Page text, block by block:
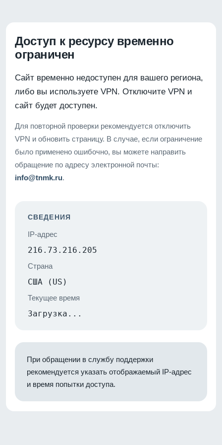
Доступ к ресурсу временно
ограничен
Сайт временно недоступен для вашего региона,
либо вы используете VPN. Отключите VPN и
сайт будет доступен.
Для повторной проверки рекомендуется отключить
VPN и обновить страницу. В случае, если ограничение
было применено ошибочно, вы можете направить
обращение по адресу электронной почты:
info@tnmk.ru.
СВЕДЕНИЯ
IP-адрес
216.73.216.205
Страна
США (US)
Текущее время
Загрузка...
При обращении в службу поддержки
рекомендуется указать отображаемый IP-адрес
и время попытки доступа.